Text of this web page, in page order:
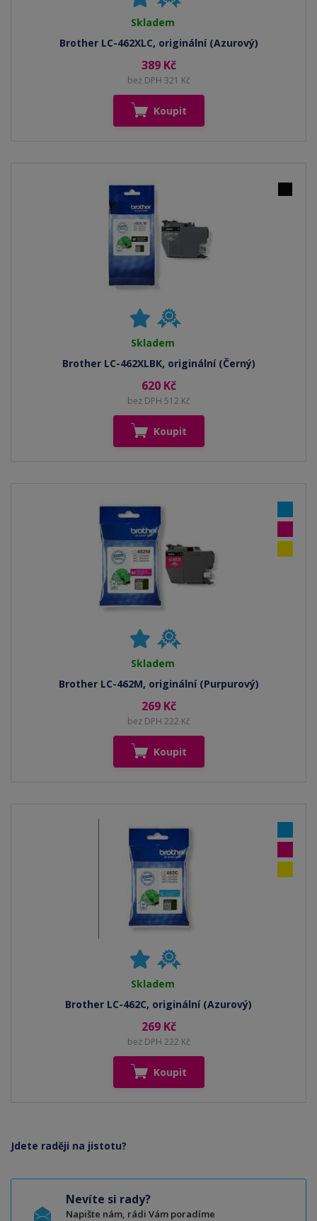
Skladem
Brother LC-462XLC, originální (Azurový)
389 Kč
bez DPH 321 Kč
Koupit
Skladem
Brother LC-462XLBK, originální (Černý)
620 Kč
bez DPH 512 Kč
Koupit
Skladem
Brother LC-462M, originální (Purpurový)
269 Kč
bez DPH 222 Kč
Koupit
Skladem
Brother LC-462C, originální (Azurový)
269 Kč
bez DPH 222 Kč
Koupit
Jdete raději na jistotu?
Nevíte si rady?
Napište nám, rádi Vám poradíme